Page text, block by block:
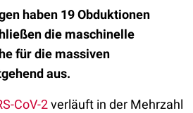
haben 19 Obduktionen
die maschinelle
für die massiven
aus.
CoV-2verläuft in der Mehrzahl